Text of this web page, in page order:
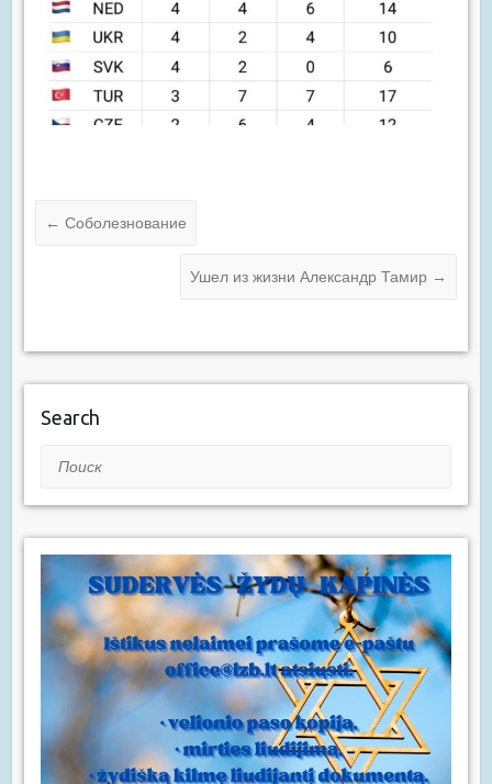
← Соболезнование
Ушел из жизни Александр Тамир →
Search
Поиск